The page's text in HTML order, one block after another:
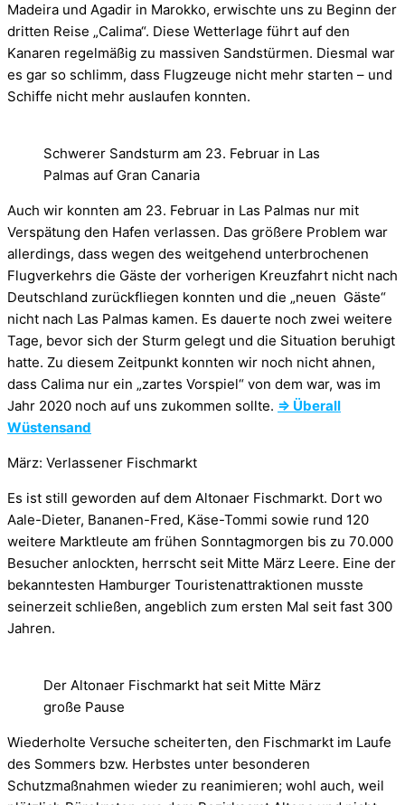
Madeira und Agadir in Marokko, erwischte uns zu Beginn der
dritten Reise „Calima“. Diese Wetterlage führt auf den
Kanaren regelmäßig zu massiven Sandstürmen. Diesmal war
es gar so schlimm, dass Flugzeuge nicht mehr starten – und
Schiffe nicht mehr auslaufen konnten.
Schwerer Sandsturm am 23. Februar in Las
Palmas auf Gran Canaria
Auch wir konnten am 23. Februar in Las Palmas nur mit
Verspätung den Hafen verlassen. Das größere Problem war
allerdings, dass wegen des weitgehend unterbrochenen
Flugverkehrs die Gäste der vorherigen Kreuzfahrt nicht nach
Deutschland zurückfliegen konnten und die „neuen Gäste“
nicht nach Las Palmas kamen. Es dauerte noch zwei weitere
Tage, bevor sich der Sturm gelegt und die Situation beruhigt
hatte. Zu diesem Zeitpunkt konnten wir noch nicht ahnen,
dass Calima nur ein „zartes Vorspiel“ von dem war, was im
Jahr 2020 noch auf uns zukommen sollte. ⇒ Überall
Wüstensand
März: Verlassener Fischmarkt
Es ist still geworden auf dem Altonaer Fischmarkt. Dort wo
Aale-Dieter, Bananen-Fred, Käse-Tommi sowie rund 120
weitere Marktleute am frühen Sonntagmorgen bis zu 70.000
Besucher anlockten, herrscht seit Mitte März Leere. Eine der
bekanntesten Hamburger Touristenattraktionen musste
seinerzeit schließen, angeblich zum ersten Mal seit fast 300
Jahren.
Der Altonaer Fischmarkt hat seit Mitte März
große Pause
Wiederholte Versuche scheiterten, den Fischmarkt im Laufe
des Sommers bzw. Herbstes unter besonderen
Schutzmaßnahmen wieder zu reanimieren; wohl auch, weil